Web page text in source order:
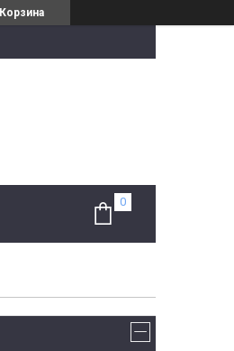
Корзина